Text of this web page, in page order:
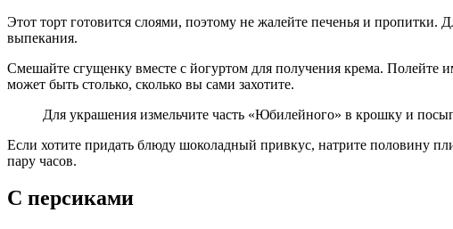
Этот торт готовится слоями, поэтому не жалейте печенья и
выпекания.
Смешайте сгущенку вместе с йогуртом для получения крема. Полейте
может быть столько, сколько вы сами захотите.
Для украшения измельчите часть «Юбилейного» в крошку и
Если хотите придать блюду шоколадный привкус, натрите половину
пару часов.
С персиками